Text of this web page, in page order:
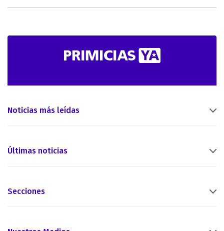
Noticias más leídas
Últimas noticias
Secciones